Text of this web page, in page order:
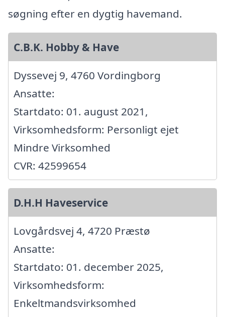
søgning efter en dygtig havemand.
C.B.K. Hobby & Have
Dyssevej 9, 4760 Vordingborg
Ansatte:
Startdato: 01. august 2021,
Virksomhedsform: Personligt ejet
Mindre Virksomhed
CVR: 42599654
D.H.H Haveservice
Lovgårdsvej 4, 4720 Præstø
Ansatte:
Startdato: 01. december 2025,
Virksomhedsform:
Enkeltmandsvirksomhed